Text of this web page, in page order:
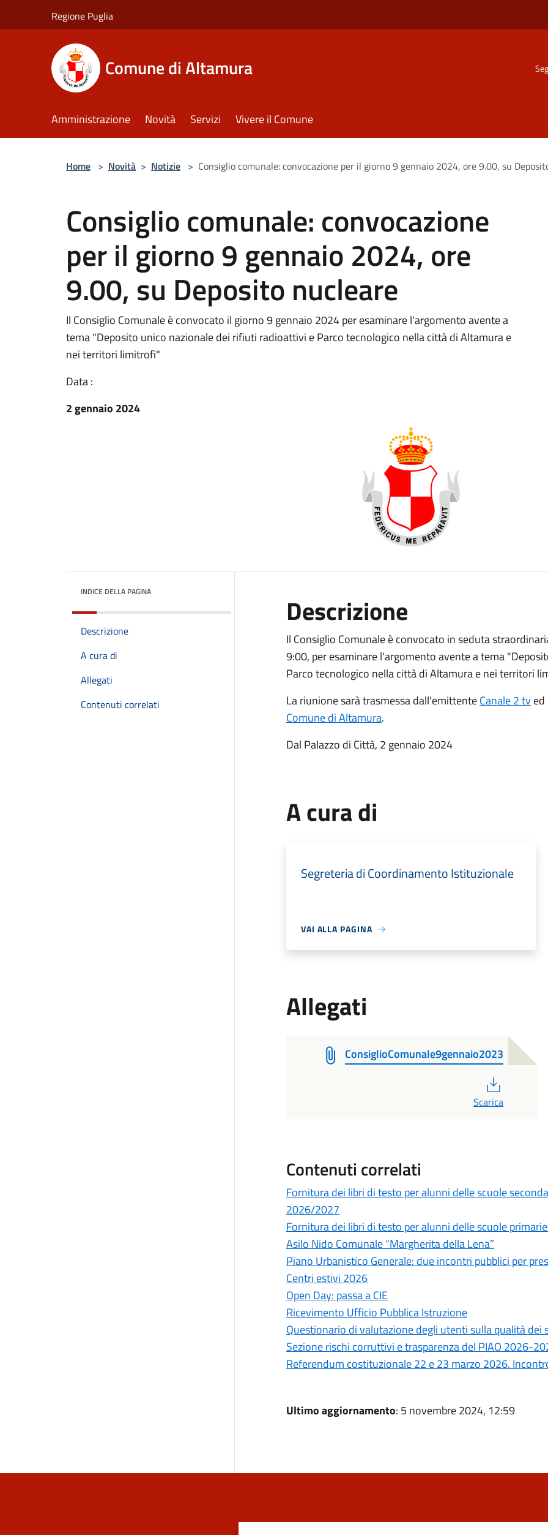
Regione Puglia
Comune di Altamura
Amministrazione Novità Servizi Vivere il Comune
Home > Novità > Notizie > Consiglio comunale: convocazione per il giorno 9 gennaio 2024, ore 9.00, su
Consiglio comunale: convocazione
per il giorno 9 gennaio 2024, ore
9.00, su Deposito nucleare
Il Consiglio Comunale è convocato il giorno 9 gennaio 2024 per esaminare l'argomento avente a
tema "Deposito unico nazionale dei rifiuti radioattivi e Parco tecnologico nella città di Altamura e
nei territori limitrofi"
Data :
2 gennaio 2024
INDICE DELLA PAGINA
Descrizione
A cura di
Allegati
Contenuti correlati
Descrizione
Il Consiglio Comunale è convocato in seduta
9:00, per esaminare l'argomento avente a tema
Parco tecnologico nella città di Altamura e nei territori
La riunione sarà trasmessa dall'emittenteCanale 2 tv
Comune di Altamura.
Dal Palazzo di Città, 2 gennaio 2024
A cura di
Segreteria di Coordinamento Istituzionale
VAI ALLA PAGINA
Allegati
ConsiglioComunale9gennaio2023
Scarica
Contenuti correlati
Fornitura dei libri di testo per alunni delle scuole
2026/2027
Fornitura dei libri di testo per alunni delle scuole
Asilo Nido Comunale “Margherita della Lena”
Piano Urbanistico Generale: due incontri pubblici per
Centri estivi 2026
Open Day: passa a CIE
Ricevimento Ufficio Pubblica Istruzione
Questionario di valutazione degli utenti sulla qualità dei
Sezione rischi corruttivi e trasparenza del PIAO 2026-
Referendum costituzionale 22 e 23 marzo 2026.
Ultimo aggiornamento: 5 novembre 2024, 12:59